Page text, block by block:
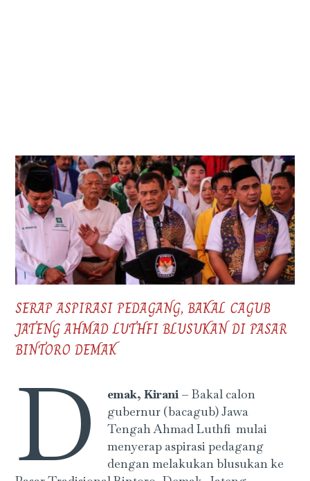
SERAP ASPIRASI PEDAGANG, BAKAL CAGUB
JATENG AHMAD LUTHFI BLUSUKAN DI PASAR
BINTORO DEMAK
D emak, Kirani – Bakal calon
gubernur (bacagub) Jawa
Tengah Ahmad Luthfi mulai
menyerap aspirasi pedagang
dengan melakukan blusukan ke